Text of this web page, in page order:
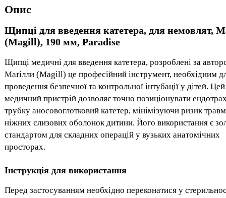
Опис
Щипці для введення катетера, для немовлят,
(Magill), 190 мм, Paradise
Щипці медичні для введення катетера, розроблені за
Маґілли (Magill) це професійний інструмент, необхідним
проведення безпечної та контрольної інтубації у дітей. Цей
медичний пристрій дозволяє точно позиціонувати
трубку аносовоглотковий катетер, мінімізуючи ризик
ніжних слизових оболонок дитини. Його використання є
стандартом для складних операцій у вузьких анатомічних
просторах.
Інструкція для використання
Перед застосуванням необхідно переконатися у